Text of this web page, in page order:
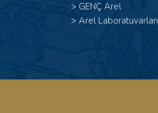
> GENÇ Arel
> Arel Laboratuvarları